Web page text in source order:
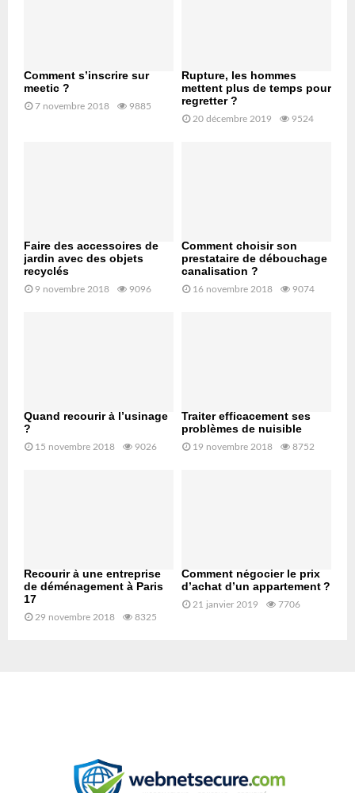
Comment s’inscrire sur
meetic ?
7 novembre 2018 9885
Rupture, les hommes
mettent plus de temps pour
regretter ?
20 décembre 2019 9524
Faire des accessoires de
jardin avec des objets
recyclés
9 novembre 2018 9096
Comment choisir son
prestataire de débouchage
canalisation ?
16 novembre 2018 9074
Quand recourir à l’usinage
?
15 novembre 2018 9026
Traiter efficacement ses
problèmes de nuisible
19 novembre 2018 8752
Recourir à une entreprise
de déménagement à Paris
17
29 novembre 2018 8325
Comment négocier le prix
d’achat d’un appartement ?
21 janvier 2019 7706